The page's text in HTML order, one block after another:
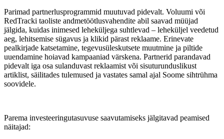
Parimad partnerlusprogrammid muutuvad pidevalt. Voluumi või
RedTracki taoliste andmetöötlusvahendite abil saavad müüjad
jälgida, kuidas inimesed leheküljega suhtlevad – leheküljel veedetud
aeg, lehitsemise sügavus ja klikid pärast reklaame. Erinevate
pealkirjade katsetamine, tegevusüleskutsete muutmine ja piltide
uuendamine hoiavad kampaaniad värskena. Partnerid parandavad
pidevalt iga osa sulanduvast reklaamist või sisuturunduslikust
artiklist, säilitades tulemused ja vastates samal ajal Soome sihtrühma
soovidele.
Parema investeeringutasuvuse saavutamiseks jälgitavad peamised
näitajad: